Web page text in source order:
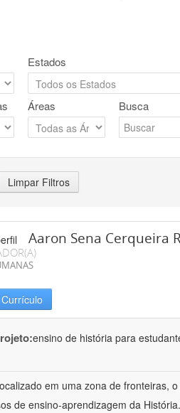
Estados
Áreas Busca
Limpar Filtros
Aaron Sena Cerqueira
Currículo
ensino de história para
em uma zona de fronteiras,
de ensino-aprendizagem da